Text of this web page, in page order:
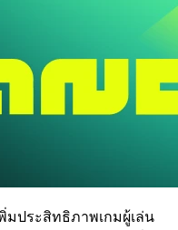
มประสิทธิภาพเกมผู้เล่น